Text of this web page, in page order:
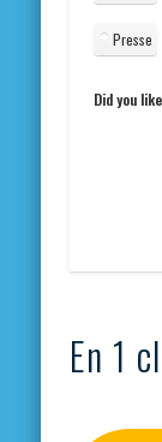
Presse
Did you
En 1